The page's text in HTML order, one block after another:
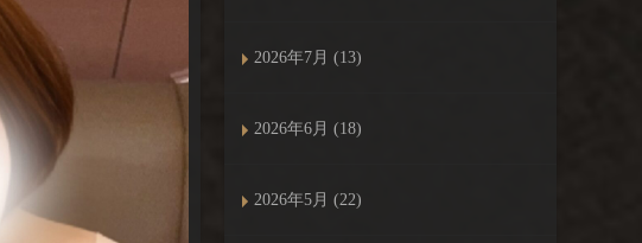
2026年7月 (13)
2026年6月 (18)
2026年5月 (22)